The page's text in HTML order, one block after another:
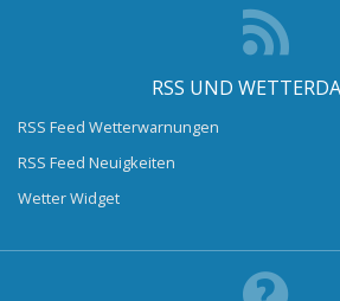
RSS UND
RSS Feed Wetterwarnungen
RSS Feed Neuigkeiten
Wetter Widget